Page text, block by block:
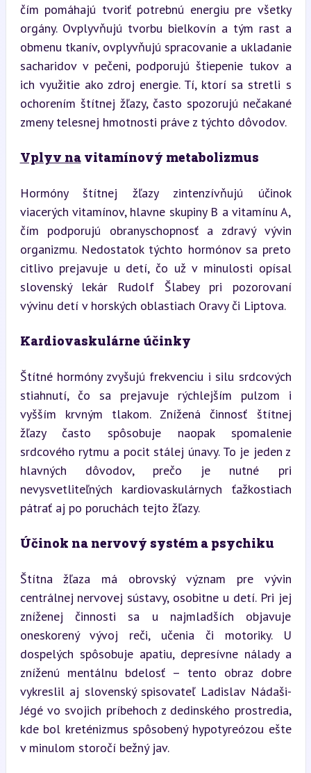
čím pomáhajú tvoriť potrebnú energiu pre všetky
orgány. Ovplyvňujú tvorbu bielkovín a tým rast a
obmenu tkanív, ovplyvňujú spracovanie a ukladanie
sacharidov v pečeni, podporujú štiepenie tukov a
ich využitie ako zdroj energie. Tí, ktorí sa stretli s
ochorením štítnej žľazy, často spozorujú nečakané
zmeny telesnej hmotnosti práve z týchto dôvodov.
Vplyv na vitamínový metabolizmus
Hormóny štítnej žľazy zintenzívňujú účinok
viacerých vitamínov, hlavne skupiny B a vitamínu A,
čím podporujú obranyschopnosť a zdravý vývin
organizmu. Nedostatok týchto hormónov sa preto
citlivo prejavuje u detí, čo už v minulosti opísal
slovenský lekár Rudolf Šlabey pri pozorovaní
vývinu detí v horských oblastiach Oravy či Liptova.
Kardiovaskulárne účinky
Štítné hormóny zvyšujú frekvenciu i silu srdcových
stiahnutí, čo sa prejavuje rýchlejším pulzom i
vyšším krvným tlakom. Znížená činnosť štítnej
žľazy často spôsobuje naopak spomalenie
srdcového rytmu a pocit stálej únavy. To je jeden z
hlavných dôvodov, prečo je nutné pri
nevysvetliteľných kardiovaskulárnych ťažkostiach
pátrať aj po poruchách tejto žľazy.
Účinok na nervový systém a psychiku
Štítna žľaza má obrovský význam pre vývin
centrálnej nervovej sústavy, osobitne u detí. Pri jej
zníženej činnosti sa u najmladších objavuje
oneskorený vývoj reči, učenia či motoriky. U
dospelých spôsobuje apatiu, depresívne nálady a
zníženú mentálnu bdelosť – tento obraz dobre
vykreslil aj slovenský spisovateľ Ladislav Nádaši-
Jégé vo svojich príbehoch z dedinského prostredia,
kde bol kreténizmus spôsobený hypotyreózou ešte
v minulom storočí bežný jav.